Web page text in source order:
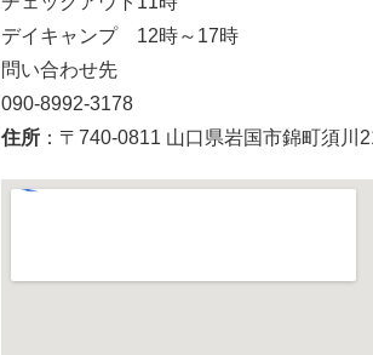
デイキャンプ 12時～17時
問い合わせ先
090-8992-3178
住所 ：〒740-0811 山口県岩国市錦町須川